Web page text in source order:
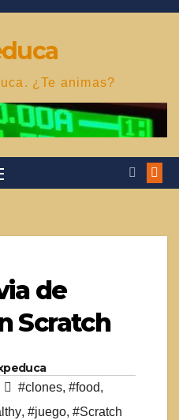
¿Te animas?
de
Scratch
#clones, #food,
, #juego, #Scratch